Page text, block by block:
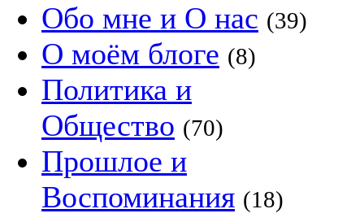
Обо мне и О нас (39)
О моём блоге (8)
Политика и
Общество (70)
Прошлое и
Воспоминания (18)